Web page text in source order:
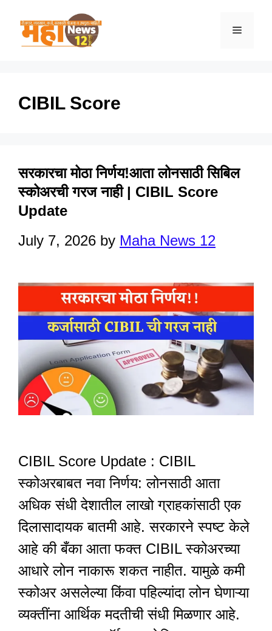
Menu
CIBIL Score
सरकारचा मोठा निर्णय!आता लोनसाठी सिबिल
स्कोअरची गरज नाही | CIBIL Score
Update
July 7, 2026 by Maha News 12
CIBIL Score Update : CIBIL
स्कोअरबाबत नवा निर्णय: लोनसाठी आता
अधिक संधी देशातील लाखो ग्राहकांसाठी एक
दिलासादायक बातमी आहे. सरकारने स्पष्ट केले
आहे की बँका आता फक्त CIBIL स्कोअरच्या
आधारे लोन नाकारू शकत नाहीत. यामुळे कमी
स्कोअर असलेल्या किंवा पहिल्यांदा लोन घेणाऱ्या
व्यक्तींना आर्थिक मदतीची संधी मिळणार आहे.